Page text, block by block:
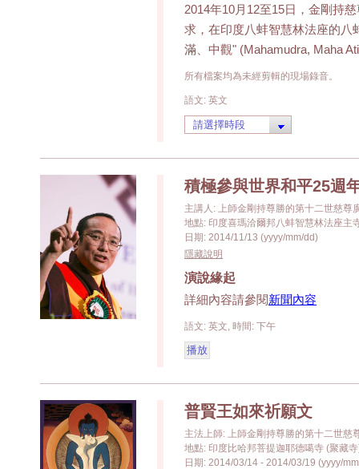
2014年10月12至15日，金剛持
求，在印度八蚌智慧林法座的八
滿、中觀" (Mahamudra, Maha
所有檔案均為未經剪輯的現場錄音。
語文: 英文
積極參與世界和平25週
主講人: 上師金剛持尊勝的第十二世慈尊
地點: 印度喜瑪洽爾邦八蚌智慧林法座主
日期: 2014/11/13 (yyyy/mm/dd)
隱藏說明
演說緣起
詳細內容請參閱新聞內容
語文: 英文, 時間: 下午
普賢王如來祈願文
主法上師: 上師金剛持尊勝的第十二世慈
地點: 印度比哈邦菩提迦耶德噶寺 (聚藏
日期: 2014/03/14 - 2014/03/19 (yyyy/